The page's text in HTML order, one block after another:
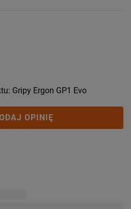
Gripy Ergon GP1 Evo
OPINIĘ